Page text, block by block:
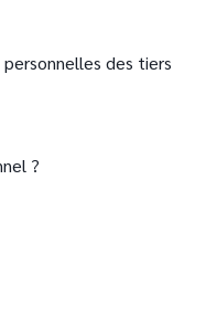
des tiers
?